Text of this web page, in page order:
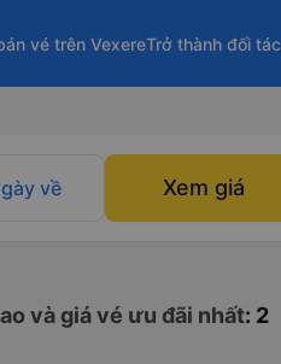
vé trên VexereTrở thành đối tác
về Xem giá
và giá vé ưu đãi nhất: 2